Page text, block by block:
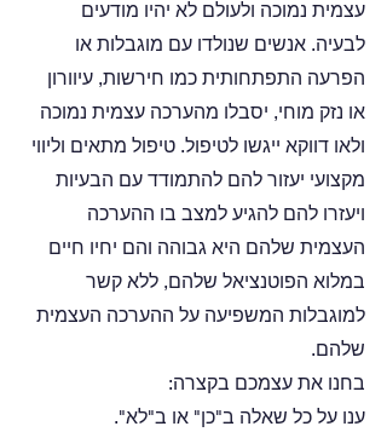
עצמית נמוכה ולעולם לא יהיו מודעים
לבעיה. אנשים שנולדו עם מוגבלות או
הפרעה התפתחותית כמו חירשות, עיוורון
או נזק מוחי, יסבלו מהערכה עצמית נמוכה
ולאו דווקא ייגשו לטיפול. טיפול מתאים וליווי
מקצועי יעזור להם להתמודד עם הבעיות
ויעזרו להם להגיע למצב בו ההערכה
העצמית שלהם היא גבוהה והם יחיו חיים
במלוא הפוטנציאל שלהם, ללא קשר
למוגבלות המשפיעה על ההערכה העצמית
שלהם.
בחנו את עצמכם בקצרה:
ענו על כל שאלה ב"כן" או ב"לא".